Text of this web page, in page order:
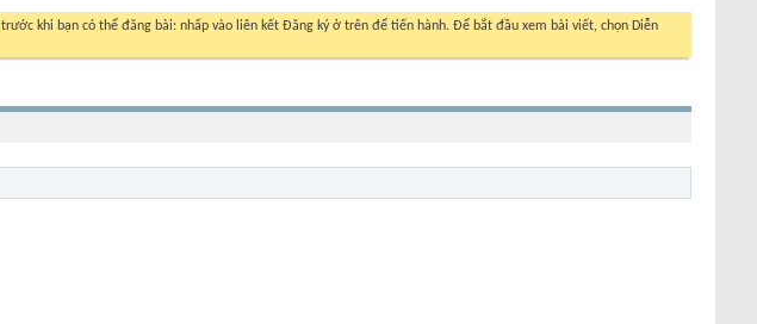
trước khi bạn có thể đăng bài: nhấp vào liên kết Đăng ký ở trên để tiến hành. Để bắt đầu xem bài viết, chọn Diễn